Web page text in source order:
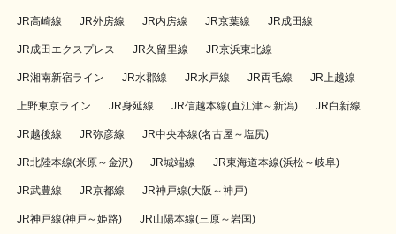
JR高崎線 JR外房線 JR内房線 JR京葉線 JR成田線
JR成田エクスプレス JR久留里線 JR京浜東北線
JR湘南新宿ライン JR水郡線 JR水戸線 JR両毛線 JR上越線
上野東京ライン JR身延線 JR信越本線(直江津～新潟) JR白新線
JR越後線 JR弥彦線 JR中央本線(名古屋～塩尻)
JR北陸本線(米原～金沢) JR城端線 JR東海道本線(浜松～岐阜)
JR武豊線 JR京都線 JR神戸線(大阪～神戸)
JR神戸線(神戸～姫路) JR山陽本線(三原～岩国)